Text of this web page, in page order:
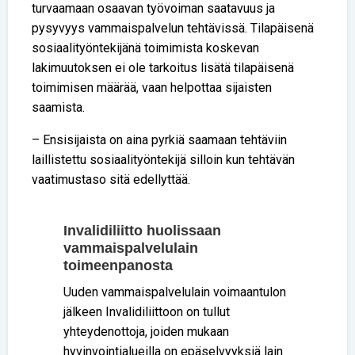
turvaamaan osaavan työvoiman saatavuus ja
pysyvyys vammaispalvelun tehtävissä. Tilapäisenä
sosiaalityöntekijänä toimimista koskevan
lakimuutoksen ei ole tarkoitus lisätä tilapäisenä
toimimisen määrää, vaan helpottaa sijaisten
saamista.
– Ensisijaista on aina pyrkiä saamaan tehtäviin
laillistettu sosiaalityöntekijä silloin kun tehtävän
vaatimustaso sitä edellyttää.
Invalidiliitto huolissaan
vammaispalvelulain
toimeenpanosta
Uuden vammaispalvelulain voimaantulon
jälkeen Invalidiliittoon on tullut
yhteydenottoja, joiden mukaan
hyvinvointialueilla on epäselvyyksiä lain